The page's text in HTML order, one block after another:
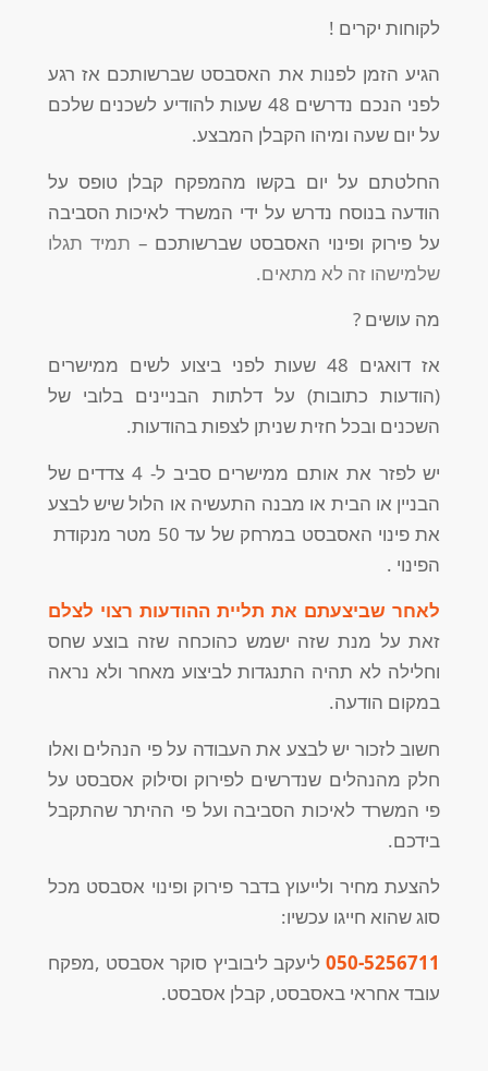
לקוחות יקרים !
הגיע הזמן לפנות את האסבסט שברשותכם אז רגע
לפני הנכם נדרשים 48 שעות להודיע לשכנים שלכם
על יום שעה ומיהו הקבלן המבצע.
החלטתם על יום בקשו מהמפקח קבלן טופס על
הודעה בנוסח נדרש על ידי המשרד לאיכות הסביבה
על פירוק ופינוי האסבסט שברשותכם – תמיד תגלו
שלמישהו זה לא מתאים.
מה עושים ?
אז דואגים 48 שעות לפני ביצוע לשים ממישרים
(הודעות כתובות) על דלתות הבניינים בלובי של
השכנים ובכל חזית שניתן לצפות בהודעות.
יש לפזר את אותם ממישרים סביב ל- 4 צדדים של
הבניין או הבית או מבנה התעשיה או הלול שיש לבצע
את פינוי האסבסט במרחק של עד 50 מטר מנקודת
הפינוי .
לאחר שביצעתם את תליית ההודעות רצוי לצלם
זאת על מנת שזה ישמש כהוכחה שזה בוצע שחס
וחלילה לא תהיה התנגדות לביצוע מאחר ולא נראה
במקום הודעה.
חשוב לזכור יש לבצע את העבודה על פי הנהלים ואלו
חלק מהנהלים שנדרשים לפירוק וסילוק אסבסט על
פי המשרד לאיכות הסביבה ועל פי ההיתר שהתקבל
בידכם.
להצעת מחיר ולייעוץ בדבר פירוק ופינוי אסבסט מכל
סוג שהוא חייגו עכשיו:
050-5256711ליעקב ליבוביץ סוקר אסבסט ,מפקח
עובד אחראי באסבסט, קבלן אסבסט.